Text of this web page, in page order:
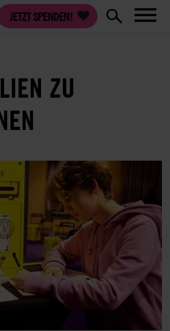
JETZT SPENDEN!
ZU